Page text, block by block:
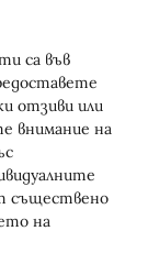
са във
отзиви или
внимание на
съществено
на